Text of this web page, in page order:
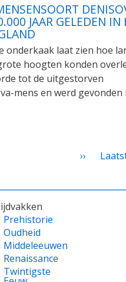
JAAR GELEDEN IN
onderkaak laat zien hoe
hoogten konden
tot de uitgestorven
mens en werd gevonden
Volgende
››
Prehistorie
Oudheid
Middeleeuwen
Renaissance
Twintigste